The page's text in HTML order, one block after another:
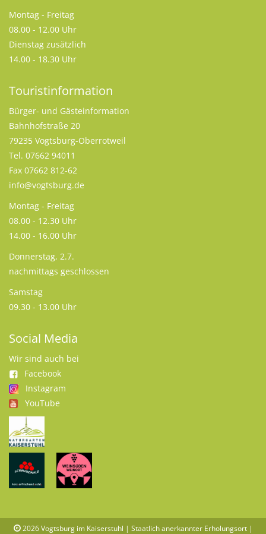
Montag - Freitag
08.00 - 12.00 Uhr
Dienstag zusätzlich
14.00 - 18.30 Uhr
Touristinformation
Bürger- und Gästeinformation
Bahnhofstraße 20
79235 Vogtsburg-Oberrotweil
Tel. 07662 94011
Fax 07662 812-62
info@vogtsburg.de
Montag - Freitag
08.00 - 12.30 Uhr
14.00 - 16.00 Uhr
Donnerstag, 2.7.
nachmittags geschlossen
Samstag
09.30 - 13.00 Uhr
Social Media
Wir sind auch bei
Facebook
Instagram
YouTube
2026 Vogtsburg im Kaiserstuhl | Staatlich anerkannter Erholungsort |